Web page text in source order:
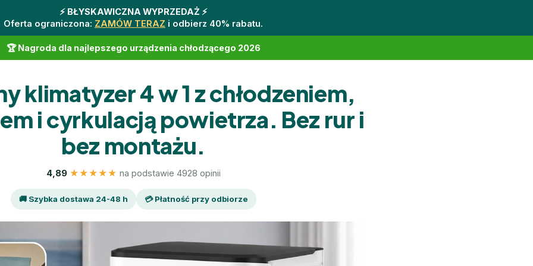
⚡️ BŁYSKAWICZNA WYPRZEDAŻ ⚡️
Oferta ograniczona: ZAMÓW TERAZ i odbierz 40% rabatu.
🏆 Nagroda dla najlepszego urządzenia chłodzącego 2026
klimatyzer 4 w 1 z chłodzeniem,
i cyrkulacją powietrza. Bez rur i
bez montażu.
4,89 ★★★★★ na podstawie 4928 opinii
🚚 Szybka dostawa 24-48 h 💳 Płatność przy odbiorze